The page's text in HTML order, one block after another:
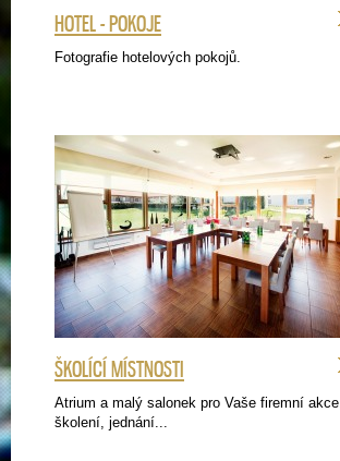
HOTEL - POKOJE
Fotografie hotelových pokojů.
ŠKOLÍCÍ MÍSTNOSTI
Atrium a malý salonek pro Vaše firemní akce,
školení, jednání...